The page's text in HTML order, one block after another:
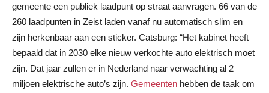
gemeente een publiek laadpunt op straat aanvragen. 66 van de
260 laadpunten in Zeist laden vanaf nu automatisch slim en
zijn herkenbaar aan een sticker. Catsburg: “Het kabinet heeft
bepaald dat in 2030 elke nieuw verkochte auto elektrisch moet
zijn. Dat jaar zullen er in Nederland naar verwachting al 2
miljoen elektrische auto’s zijn. Gemeenten hebben de taak om